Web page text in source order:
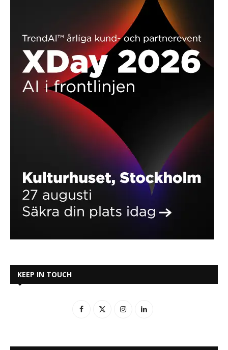
KEEP IN TOUCH